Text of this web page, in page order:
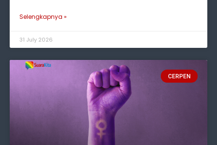
Selengkapnya »
31 July 2026
CERPEN